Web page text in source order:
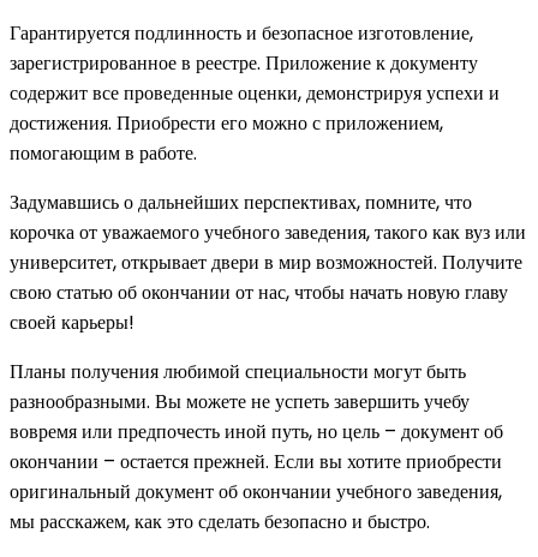
Гарантируется подлинность и безопасное изготовление,
зарегистрированное в реестре. Приложение к документу
содержит все проведенные оценки, демонстрируя успехи и
достижения. Приобрести его можно с приложением,
помогающим в работе.
Задумавшись о дальнейших перспективах, помните, что
корочка от уважаемого учебного заведения, такого как вуз или
университет, открывает двери в мир возможностей. Получите
свою статью об окончании от нас, чтобы начать новую главу
своей карьеры!
Планы получения любимой специальности могут быть
разнообразными. Вы можете не успеть завершить учебу
вовремя или предпочесть иной путь, но цель – документ об
окончании – остается прежней. Если вы хотите приобрести
оригинальный документ об окончании учебного заведения,
мы расскажем, как это сделать безопасно и быстро.